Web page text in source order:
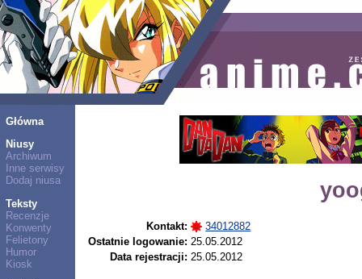
Główna
Niusy
Archiwum
Inne serwisy
Dodaj niusa
Teksty
Recenzje
Konwenty
Felietony
Humor
Kiosk
Kontakt:
34012882
Ostatnie logowanie: 25.05.2012
Data rejestracji: 25.05.2012